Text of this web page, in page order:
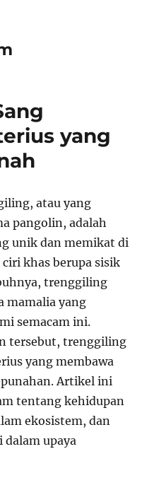
yang
atau yang
pangolin, adalah
unik dan memikat di
khas berupa sisik
trenggiling
mamalia yang
semacam ini.
tersebut, trenggiling
yang membawa
Artikel ini
tentang kehidupan
ekosistem, dan
upaya